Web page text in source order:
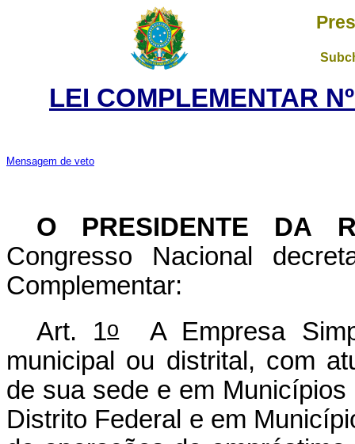
LEI COMPLEMENTAR
Mensagem de veto
O PRESIDENTE DA
Congresso Nacional
Complementar:
Art. 1oA Empresa
municipal ou distrital, com
de sua sede e em
Distrito Federal e em